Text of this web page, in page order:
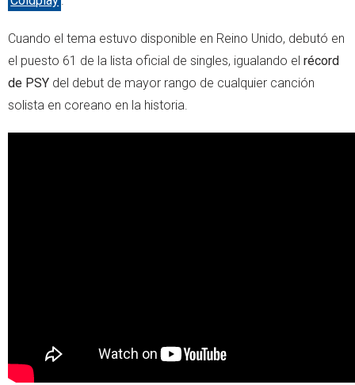
Cuando el tema estuvo disponible en Reino Unido, debutó en
el puesto 61 de la lista oficial de singles, igualando el récord
de PSY del debut de mayor rango de cualquier canción
solista en coreano en la historia.